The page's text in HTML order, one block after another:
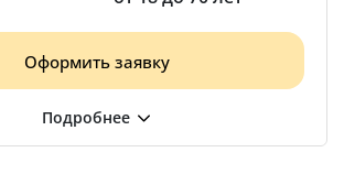
Оформить заявку